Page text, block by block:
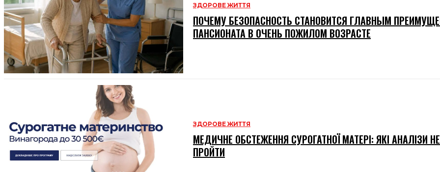
ЗДОРОВЕ ЖИТТЯ
ПОЧЕМУ БЕЗОПАСНОСТЬ СТАНОВИТСЯ ГЛАВНЫМ
ПАНСИОНАТА В ОЧЕНЬ ПОЖИЛОМ ВОЗРАСТЕ
ЗДОРОВЕ ЖИТТЯ
МЕДИЧНЕ ОБСТЕЖЕННЯ СУРОГАТНОЇ МАТЕРІ: ЯКІ АНАЛІЗИ
ПРОЙТИ